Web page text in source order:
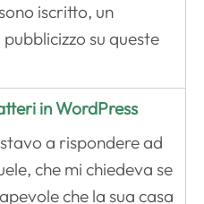
iscritto, un
su queste
in WordPress
a rispondere ad
che mi chiedeva se
che la sua casa